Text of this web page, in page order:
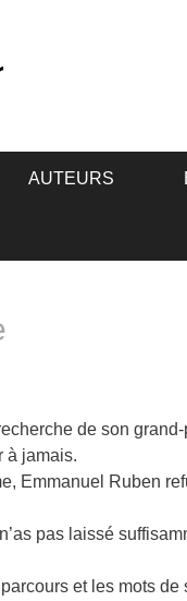
AUTEURS
de son
à jamais.
Emmanuel Ruben
pas laissé
et les mots